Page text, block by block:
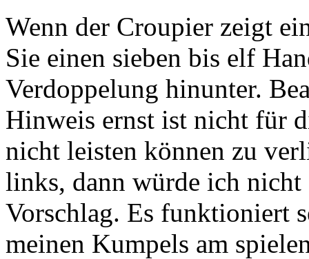
Wenn der Croupier zeigt
Sie einen sieben bis elf
Verdoppelung hinunter.
Hinweis ernst ist nicht für
nicht leisten können zu
links, dann würde ich nicht
Vorschlag. Es funktioniert
meinen Kumpels am